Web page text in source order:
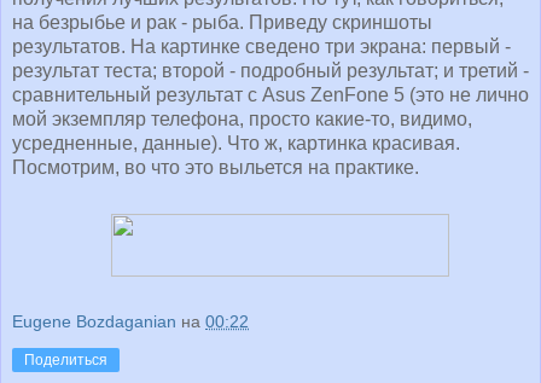
на безрыбье и рак - рыба. Приведу скриншоты
результатов. На картинке сведено три экрана: первый -
результат теста; второй - подробный результат; и третий -
сравнительный результат с Asus ZenFone 5 (это не лично
мой экземпляр телефона, просто какие-то, видимо,
усредненные, данные). Что ж, картинка красивая.
Посмотрим, во что это выльется на практике.
Eugene Bozdaganian на 00:22
Поделиться